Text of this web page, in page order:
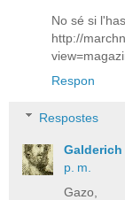
No sé si
http://
Respon
Respostes
Galderich
p. m.
Gazo,